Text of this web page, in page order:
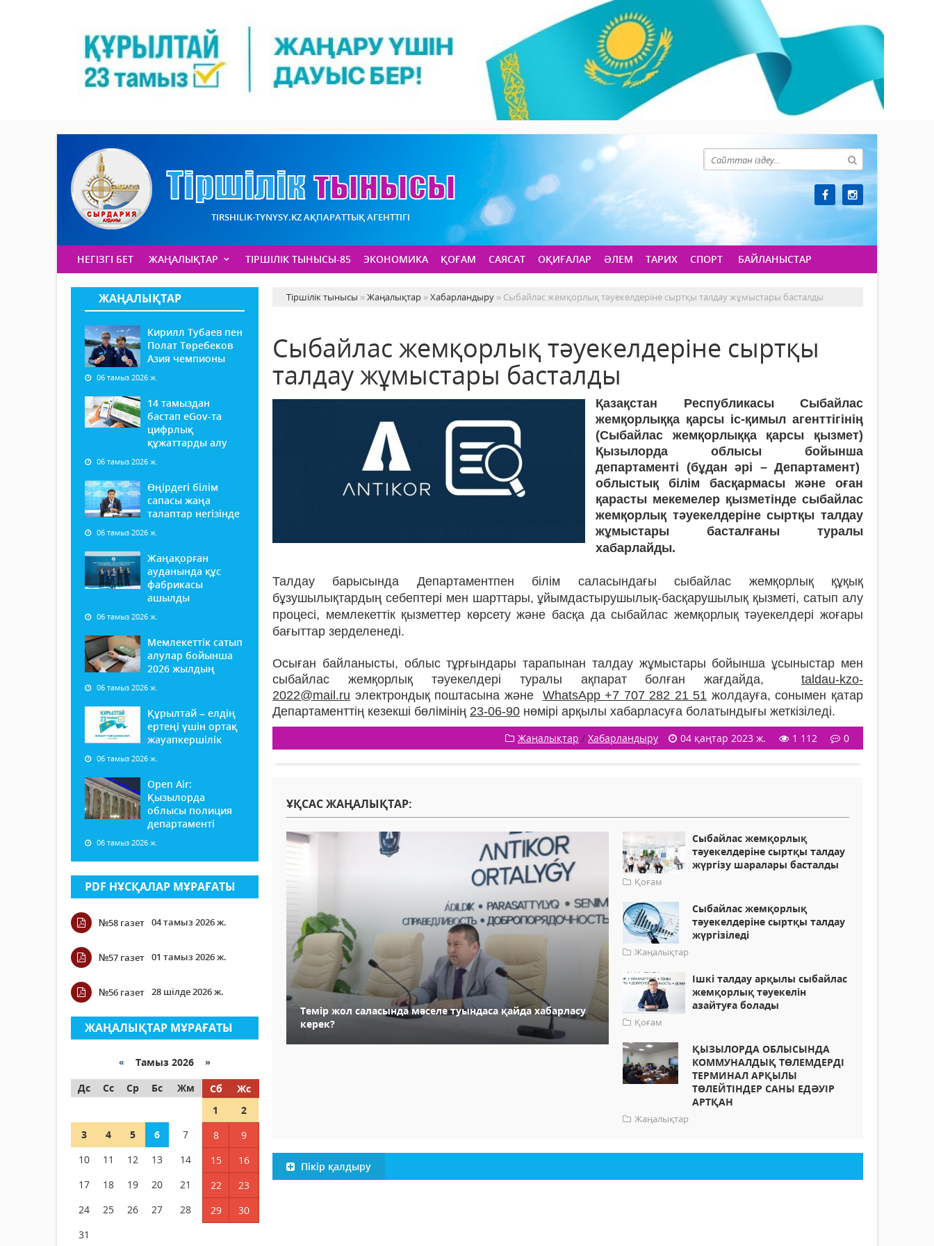
TIRSHILIK-TYNYSY.KZ АҚПАРАТТЫҚ АГЕНТТІГІ
НЕГІЗГІ БЕТ ЖАҢАЛЫҚТАР ТІРШІЛІК ТЫНЫСЫ-85 ЭКОНОМИКА ҚОҒАМ САЯСАТ ОҚИҒАЛАР ӘЛЕМ ТАРИХ СПОРТ БАЙЛАНЫСТАР
ЖАҢАЛЫҚТАР
Кирилл Тубаев пен
Полат Төребеков
Азия чемпионы
06 тамыз 2026 ж.
14 тамыздан
бастап еGov-та
цифрлық
құжаттарды алу
06 тамыз 2026 ж.
Өңірдегі білім
сапасы жаңа
талаптар негізінде
06 тамыз 2026 ж.
Жаңақорған
ауданында құс
фабрикасы
ашылды
06 тамыз 2026 ж.
Мемлекеттік сатып
алулар бойынша
2026 жылдың
06 тамыз 2026 ж.
Құрылтай – елдің
ертеңі үшін ортақ
жауапкершілік
06 тамыз 2026 ж.
Open Air:
Қызылорда
облысы полиция
департаменті
06 тамыз 2026 ж.
PDF НҰСҚАЛАР МҰРАҒАТЫ
№58 газет 04 тамыз 2026 ж.
№57 газет 01 тамыз 2026 ж.
№56 газет 28 шілде 2026 ж.
ЖАҢАЛЫҚТАР МҰРАҒАТЫ
« Тамыз 2026 »
Дс
Сс Ср Бс Жм Сб
Жс
1
2
3
4 5 6 7 8
9
10
11 12 13 14 15
16
17
18 19 20 21 22
23
24
25 26 27 28 29
30
31
Тіршілік тынысы »Жаңалықтар »Хабарландыру » Сыбайлас жемқорлық тәуекелдеріне сыртқы талдау жұмыстары басталды
Сыбайлас жемқорлық тәуекелдеріне сыртқы
талдау жұмыстары басталды
Қазақстан Республикасы Сыбайлас
жемқорлыққа қарсы іс-қимыл агенттігінің
(Сыбайлас жемқорлыққа қарсы қызмет)
Қызылорда облысы бойынша
департаменті (бұдан әрі – Департамент)
облыстық білім басқармасы және оған
қарасты мекемелер қызметінде сыбайлас
жемқорлық тәуекелдеріне сыртқы талдау
жұмыстары басталғаны туралы
хабарлайды.
Талдау барысында Департаментпен білім саласындағы сыбайлас жемқорлық құқық
бұзушылықтардың себептері мен шарттары, ұйымдастырушылық-басқарушылық қызметі, сатып алу
процесі, мемлекеттік қызметтер көрсету және басқа да сыбайлас жемқорлық тәуекелдері жоғары
бағыттар зерделенеді.
Осыған байланысты, облыс тұрғындары тарапынан талдау жұмыстары бойынша ұсыныстар мен
сыбайлас жемқорлық тәуекелдері туралы ақпарат болған жағдайда, taldau-kzo-
2022@mail.ru электрондық поштасына және WhatsApp +7 707 282 21 51 жолдауға, сонымен қатар
Департаменттің кезекші бөлімінің 23-06-90 нөмірі арқылы хабарласуға болатындығы жеткізіледі.
Жаңалықтар / Хабарландыру 04 қаңтар 2023 ж. 1 112 0
ҰҚСАС ЖАҢАЛЫҚТАР:
Темір жол саласында мәселе туындаса қайда хабарласу
керек?
Сыбайлас жемқорлық
тәуекелдеріне сыртқы талдау
жүргізу шаралары басталды
Қоғам
Сыбайлас жемқорлық
тәуекелдеріне сыртқы талдау
жүргізіледі
Жаңалықтар
Ішкі талдау арқылы сыбайлас
жемқорлық тәуекелін
азайтуға болады
Қоғам
ҚЫЗЫЛОРДА ОБЛЫСЫНДА
КОММУНАЛДЫҚ ТӨЛЕМДЕРДІ
ТЕРМИНАЛ АРҚЫЛЫ
ТӨЛЕЙТІНДЕР САНЫ ЕДӘУІР
АРТҚАН
Жаңалықтар
Пікір қалдыру